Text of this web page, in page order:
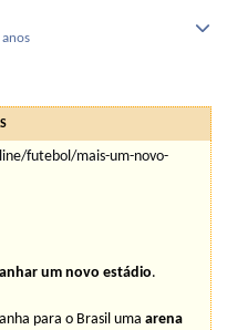
anos
futebol/mais-um-novo-
um novo estádio.
para o Brasil uma arena